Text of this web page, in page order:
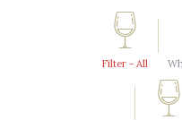
Filter - All